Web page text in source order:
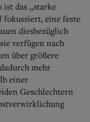
ist das „starke
fokussiert, eine feste
diesbezüglich
verfügen nach
über größere
mehr
einer
Geschlechtern